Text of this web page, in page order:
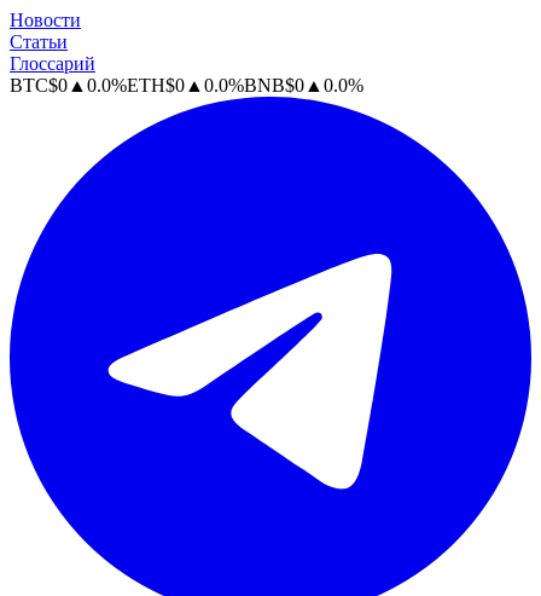
Новости
Статьи
Глоссарий
BTC$0 ▲ 0.0%ETH$0 ▲ 0.0%BNB$0 ▲ 0.0%